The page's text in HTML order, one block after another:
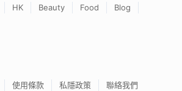
HK Beauty Food
Blog
使用條款 私隱政策 聯絡我們